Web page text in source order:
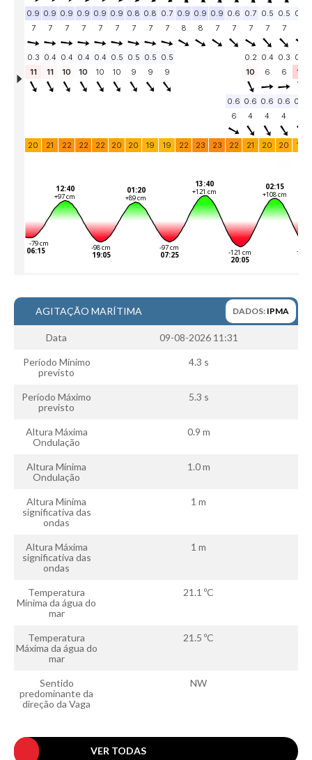
Alentejo
Algarve
Loja
Pranchas
Cursos de Shape
Contactos
Contactos Surftotal
AGITAÇÃO MARÍTIMA DADOS: IPMA
Data 09-08-2026 11:31
Período Mínimo
previsto
4.3 s
Período Máximo
previsto
5.3 s
Altura Máxima
Ondulação
0.9 m
Altura Mínima
Ondulação
1.0 m
Altura Mínima
significativa das
ondas
1 m
Altura Máxima
significativa das
ondas
1 m
Temperatura
Mínima da água do
mar
21.1 ºC
Temperatura
Máxima da água do
mar
21.5 ºC
Sentido
predominante da
direção da Vaga
NW
VER TODAS